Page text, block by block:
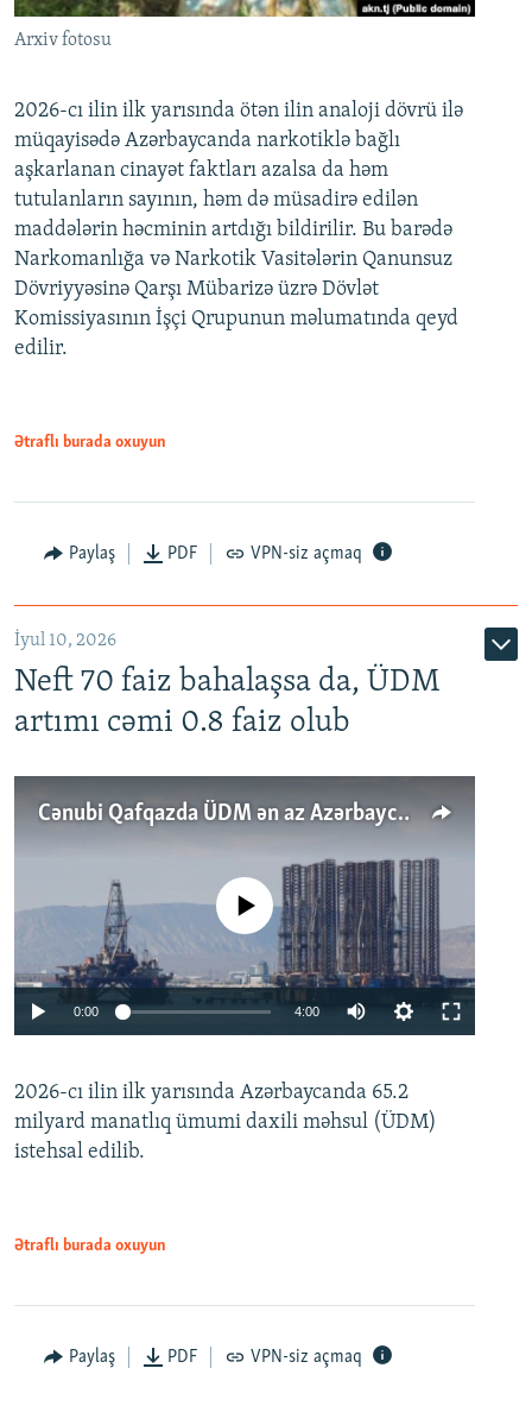
Arxiv fotosu
2026-cı ilin ilk yarısında ötən ilin analoji dövrü ilə
müqayisədə Azərbaycanda narkotiklə bağlı
aşkarlanan cinayət faktları azalsa da həm
tutulanların sayının, həm də müsadirə edilən
maddələrin həcminin artdığı bildirilir. Bu barədə
Narkomanlığa və Narkotik Vasitələrin Qanunsuz
Dövriyyəsinə Qarşı Mübarizə üzrə Dövlət
Komissiyasının İşçi Qrupunun məlumatında qeyd
edilir.
Ətraflı burada oxuyun
Paylaş PDF VPN-siz açmaq
İyul 10, 2026
Neft 70 faiz bahalaşsa da, ÜDM
artımı cəmi 0.8 faiz olub
Cənubi Qafqazda ÜDM ən az Azərbaycanda artır: Qonşuları niyə Bakını qabaqlaya bilir?
Auto 240p 360p 480p
No media source currently available
0:00 4:00
360p
480p
2026-cı ilin ilk yarısında Azərbaycanda 65.2
milyard manatlıq ümumi daxili məhsul (ÜDM)
istehsal edilib.
Ətraflı burada oxuyun
Paylaş PDF VPN-siz açmaq